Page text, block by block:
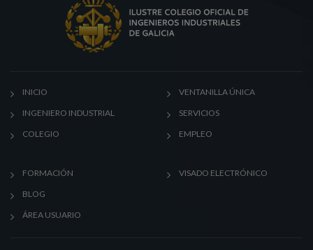
INICIO
INGENIERO INDUSTRIAL
COLEGIO
VENTANILLA ÚNICA
SERVICIOS
EMPLEO
FORMACIÓN
BLOG
ÁREA USUARIO
VISADO ELECTRÓNICO